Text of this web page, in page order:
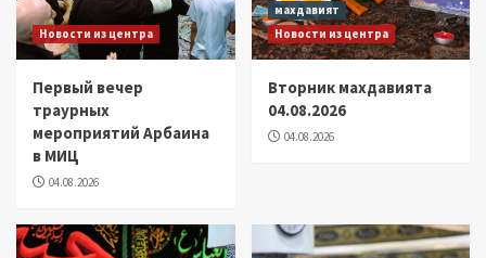
Новости из центра
Первый вечер
траурных
мероприятий Арбаина
в МИЦ
04.08.2026
махдавият
Новости из центра
Вторник махдавията
04.08.2026
04.08.2026